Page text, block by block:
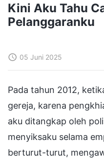
Kini Aku Tahu
Pelanggaranku
05 Juni 2025
Pada tahun 2012,
gereja, karena
aku ditangkap oleh
menyiksaku selama
berturut-turut,